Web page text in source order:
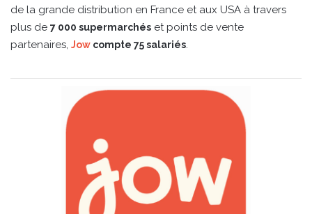
de la grande distribution en France et aux USA à travers
plus de 7 000 supermarchés et points de vente
partenaires, Jow compte 75 salariés.